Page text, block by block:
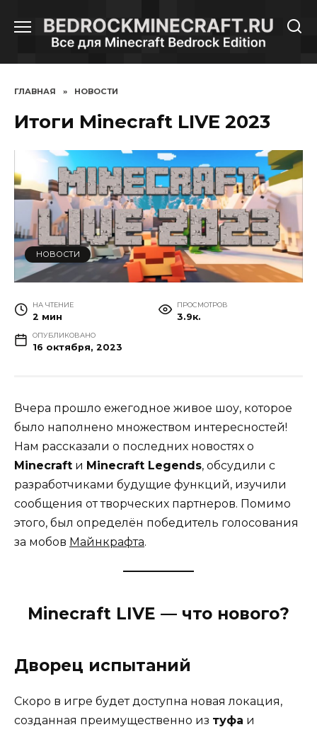
содержанию
ГЛАВНАЯ » НОВОСТИ
Итоги Minecraft LIVE 2023
НОВОСТИ
НА ЧТЕНИЕ
2 мин
ПРОСМОТРОВ
3.9к.
ОПУБЛИКОВАНО
16 октября, 2023
Вчера прошло ежегодное живое шоу, которое
было наполнено множеством интересностей!
Нам рассказали о последних новостях о
Minecraft и Minecraft Legends, обсудили с
разработчиками будущие функций, изучили
сообщения от творческих партнеров. Помимо
этого, был определён победитель голосования
за мобов Майнкрафта.
Minecraft LIVE — что нового?
Дворец испытаний
Скоро в игре будет доступна новая локация,
созданная преимущественно из туфа и